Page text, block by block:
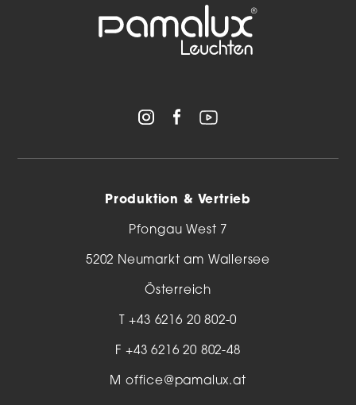
Produktion & Vertrieb
Pfongau West 7
5202 Neumarkt am Wallersee
Österreich
T+43 6216 20 802-0
F +43 6216 20 802-48
M office@pamalux.at